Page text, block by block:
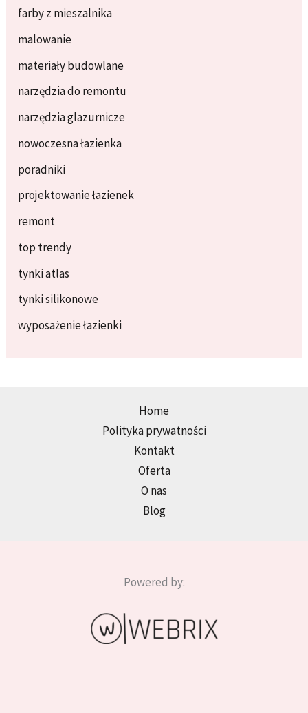
farby z mieszalnika
malowanie
materiały budowlane
narzędzia do remontu
narzędzia glazurnicze
nowoczesna łazienka
poradniki
projektowanie łazienek
remont
top trendy
tynki atlas
tynki silikonowe
wyposażenie łazienki
Home
Polityka prywatności
Kontakt
Oferta
O nas
Blog
Powered by: